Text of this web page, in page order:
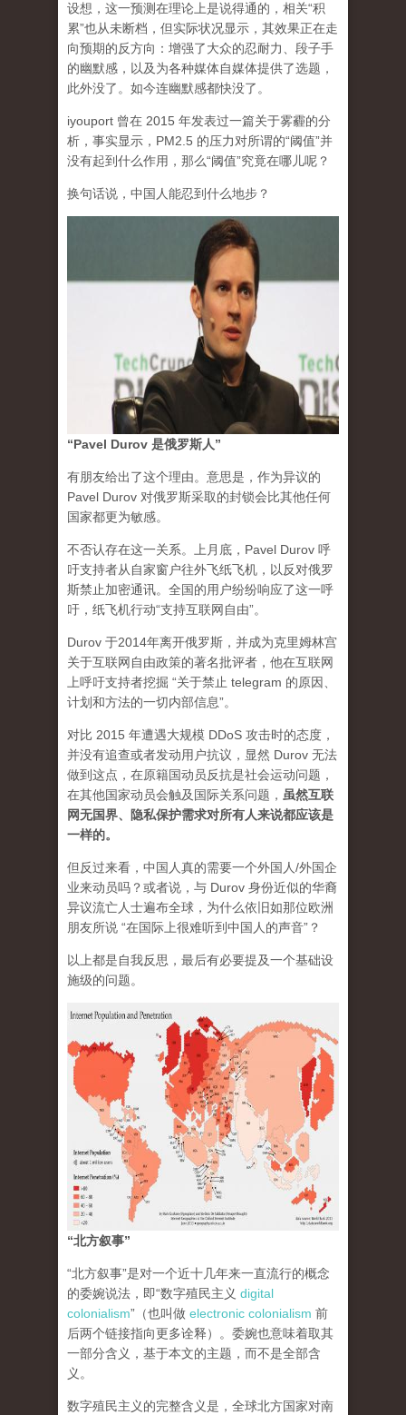
设想，这一预测在理论上是说得通的，相关“积
累”也从未断档，但实际状况显示，其效果正在走
向预期的反方向：增强了大众的忍耐力、段子手
的幽默感，以及为各种媒体自媒体提供了选题，
此外没了。如今连幽默感都快没了。
iyouport 曾在 2015 年发表过一篇关于雾霾的分
析，事实显示，PM2.5 的压力对所谓的“阈值”并
没有起到什么作用，那么“阈值”究竟在哪儿呢？
换句话说，中国人能忍到什么地步？
“Pavel Durov 是俄罗斯人”
有朋友给出了这个理由。意思是，作为异议的
Pavel Durov 对俄罗斯采取的封锁会比其他任何
国家都更为敏感。
不否认存在这一关系。上月底，Pavel Durov 呼
吁支持者从自家窗户往外飞纸飞机，以反对俄罗
斯禁止加密通讯。全国的用户纷纷响应了这一呼
吁，纸飞机行动“支持互联网自由”。
Durov 于2014年离开俄罗斯，并成为克里姆林宫
关于互联网自由政策的著名批评者，他在互联网
上呼吁支持者挖掘 “关于禁止 telegram 的原因、
计划和方法的一切内部信息”。
对比 2015 年遭遇大规模 DDoS 攻击时的态度，
并没有追查或者发动用户抗议，显然 Durov 无法
做到这点，在原籍国动员反抗是社会运动问题，
在其他国家动员会触及国际关系问题， 虽然互联
网无国界、隐私保护需求对所有人来说都应该是
一样的。
但反过来看，中国人真的需要一个外国人/外国企
业来动员吗？或者说，与 Durov 身份近似的华裔
异议流亡人士遍布全球，为什么依旧如那位欧洲
朋友所说 “在国际上很难听到中国人的声音”？
以上都是自我反思，最后有必要提及一个基础设
施级的问题。
“北方叙事”
“北方叙事”是对一个近十几年来一直流行的概念
的委婉说法，即“数字殖民主义 digital
colonialism”（也叫做 electronic colonialism 前
后两个链接指向更多诠释）。委婉也意味着取其
一部分含义，基于本文的主题，而不是全部含
义。
数字殖民主义的完整含义是，全球北方国家对南